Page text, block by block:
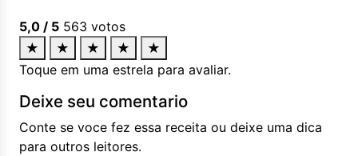
5,0 / 5 563 votos
★
★ ★ ★
★
Toque em uma estrela para avaliar.
Deixe seu comentario
Conte se voce fez essa receita ou deixe uma dica
para outros leitores.